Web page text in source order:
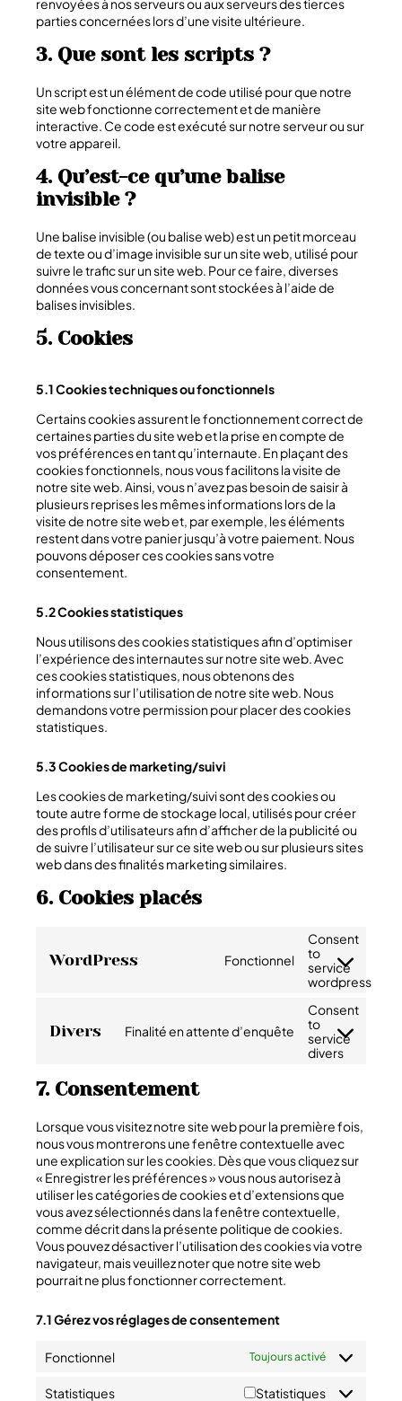
renvoyées à nos serveurs ou aux serveurs des tierces
parties concernées lors d’une visite ultérieure.
3. Que sont les scripts ?
Un script est un élément de code utilisé pour que notre
site web fonctionne correctement et de manière
interactive. Ce code est exécuté sur notre serveur ou sur
votre appareil.
4. Qu’est-ce qu’une balise
invisible ?
Une balise invisible (ou balise web) est un petit morceau
de texte ou d’image invisible sur un site web, utilisé pour
suivre le trafic sur un site web. Pour ce faire, diverses
données vous concernant sont stockées à l’aide de
balises invisibles.
5. Cookies
5.1 Cookies techniques ou fonctionnels
Certains cookies assurent le fonctionnement correct de
certaines parties du site web et la prise en compte de
vos préférences en tant qu’internaute. En plaçant des
cookies fonctionnels, nous vous facilitons la visite de
notre site web. Ainsi, vous n’avez pas besoin de saisir à
plusieurs reprises les mêmes informations lors de la
visite de notre site web et, par exemple, les éléments
restent dans votre panier jusqu’à votre paiement. Nous
pouvons déposer ces cookies sans votre
consentement.
5.2 Cookies statistiques
Nous utilisons des cookies statistiques afin d’optimiser
l’expérience des internautes sur notre site web. Avec
ces cookies statistiques, nous obtenons des
informations sur l’utilisation de notre site web. Nous
demandons votre permission pour placer des cookies
statistiques.
5.3 Cookies de marketing/suivi
Les cookies de marketing/suivi sont des cookies ou
toute autre forme de stockage local, utilisés pour créer
des profils d’utilisateurs afin d’afficher de la publicité ou
de suivre l’utilisateur sur ce site web ou sur plusieurs sites
web dans des finalités marketing similaires.
6. Cookies placés
WordPress Fonctionnel
Consent
to
service
wordpress
Divers Finalité en attente d’enquête
Consent
to
service
divers
7. Consentement
Lorsque vous visitez notre site web pour la première fois,
nous vous montrerons une fenêtre contextuelle avec
une explication sur les cookies. Dès que vous cliquez sur
« Enregistrer les préférences » vous nous autorisez à
utiliser les catégories de cookies et d’extensions que
vous avez sélectionnés dans la fenêtre contextuelle,
comme décrit dans la présente politique de cookies.
Vous pouvez désactiver l’utilisation des cookies via votre
navigateur, mais veuillez noter que notre site web
pourrait ne plus fonctionner correctement.
7.1 Gérez vos réglages de consentement
Fonctionnel Toujours activé
Statistiques Statistiques